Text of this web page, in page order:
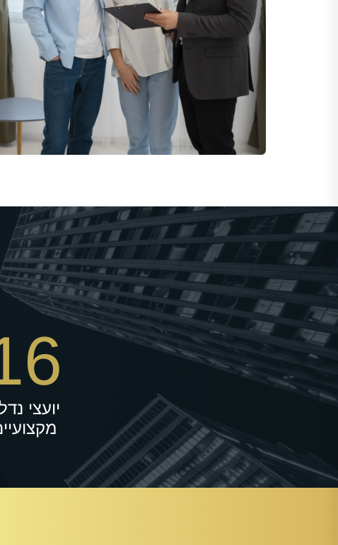
לימודים בבית הספר למקצועות הנדל"ן שלנו
בעולם התיווך, ההשקעות והיזמות. אנו מציעים
ניסיון רב-שנים והיכרות עמוקה עם שוק הנדל"ן
מרצים מומחים עם ידע פרקטי ועדכני, וכוללים
אנו מספקים רשת קשרים רחבה, תמיכה מקצועית גם
העבודה המתקדמות ביותר בענף. אם אתה מחפש
גם יישום ותוצאות בשטח – אצלנו תמצא את הדרך
יועצי